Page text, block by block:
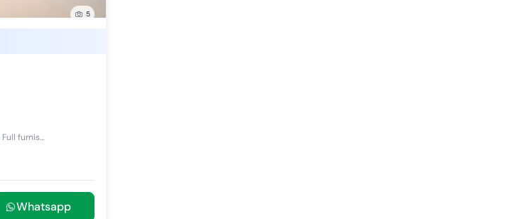
5
Dijual/WTS Apartemen Intermark BSD furnish mewah! Tipe Studio Luas 27 m2 Lantai 12 Full furnish mewah senilai 130jt-an Jual 600 nego Contact ...
Whatsapp